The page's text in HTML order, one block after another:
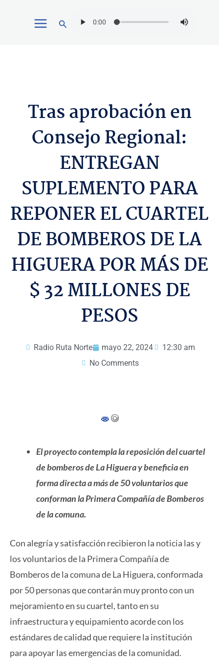
Buscar
Tras aprobación en
Consejo Regional:
ENTREGAN
SUPLEMENTO PARA
REPONER EL CUARTEL
DE BOMBEROS DE LA
HIGUERA POR MÁS DE
$ 32 MILLONES DE
PESOS
Radio Ruta Norte mayo 22, 2024
12:30 am
No Comments
El proyecto contempla la reposición del cuartel
de bomberos de La Higuera y beneficia en
forma directa a más de 50 voluntarios que
conforman la Primera Compañía de Bomberos
de la comuna.
Con alegría y satisfacción recibieron la noticia las y
los voluntarios de la Primera Compañía de
Bomberos de la comuna de La Higuera, conformada
por 50 personas que contarán muy pronto con un
mejoramiento en su cuartel, tanto en su
infraestructura y equipamiento acorde con los
estándares de calidad que requiere la institución
para apoyar las emergencias de la comunidad.